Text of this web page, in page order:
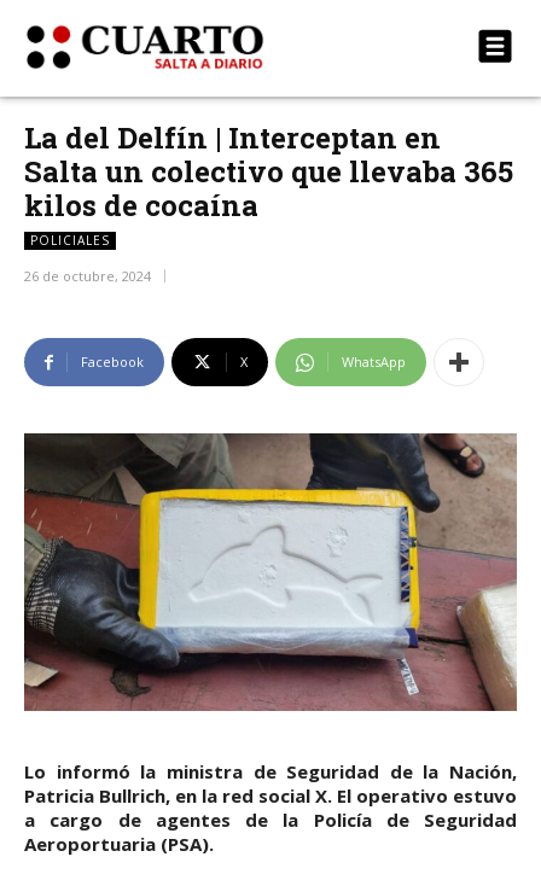
La del Delfín | Interceptan en
Salta un colectivo que llevaba 365
kilos de cocaína
POLICIALES
26 de octubre, 2024
Facebook X WhatsApp
Lo informó la ministra de Seguridad de la Nación,
Patricia Bullrich, en la red social X. El operativo estuvo
a cargo de agentes de la Policía de Seguridad
Aeroportuaria (PSA).